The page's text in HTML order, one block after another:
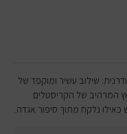
שילוב עשיר ומוקפד של
המרהיב של הקריסטלים
כאילו נלקח מתוך סיפור אגדה.